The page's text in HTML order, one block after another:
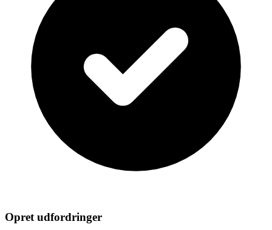
Opret udfordringer